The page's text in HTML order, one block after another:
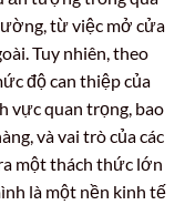
từ việc mở cửa
Tuy nhiên, theo
độ can thiệp của
vực quan trọng, bao
và vai trò của các
một thách thức lớn
là một nền kinh tế